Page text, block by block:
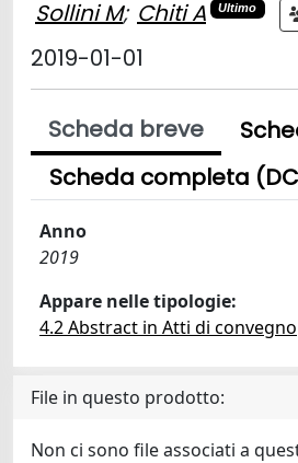
Sollini M; Chiti A Ultimo
2019-01-01
Scheda breve
Scheda completa
Anno
2019
Appare nelle tipologie:
4.2 Abstract in Atti di convegno
File in questo prodotto:
Non ci sono file associati a